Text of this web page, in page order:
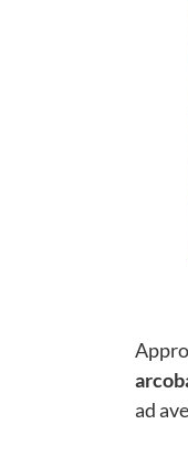
ad